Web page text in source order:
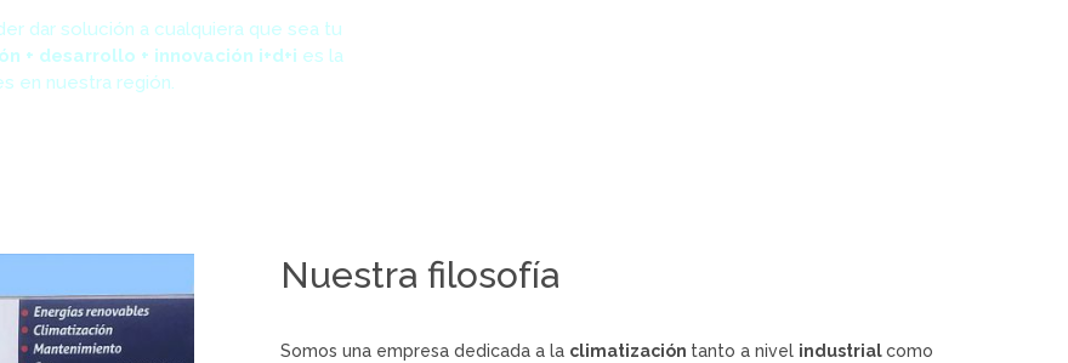
dar solución a cualquiera que sea tu
+ desarrollo + innovación i+d+i es la
en nuestra región.
Nuestra filosofía
Somos una empresa dedicada a la climatización tanto a nivel industrialcomo